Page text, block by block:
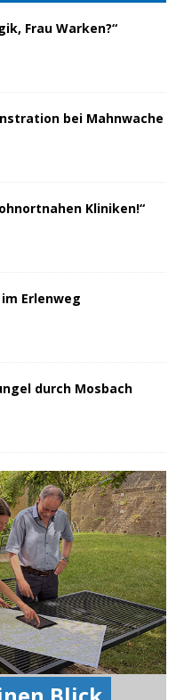
Frau Warken?“
bei Mahnwache
Kliniken!“
Erlenweg
durch Mosbach